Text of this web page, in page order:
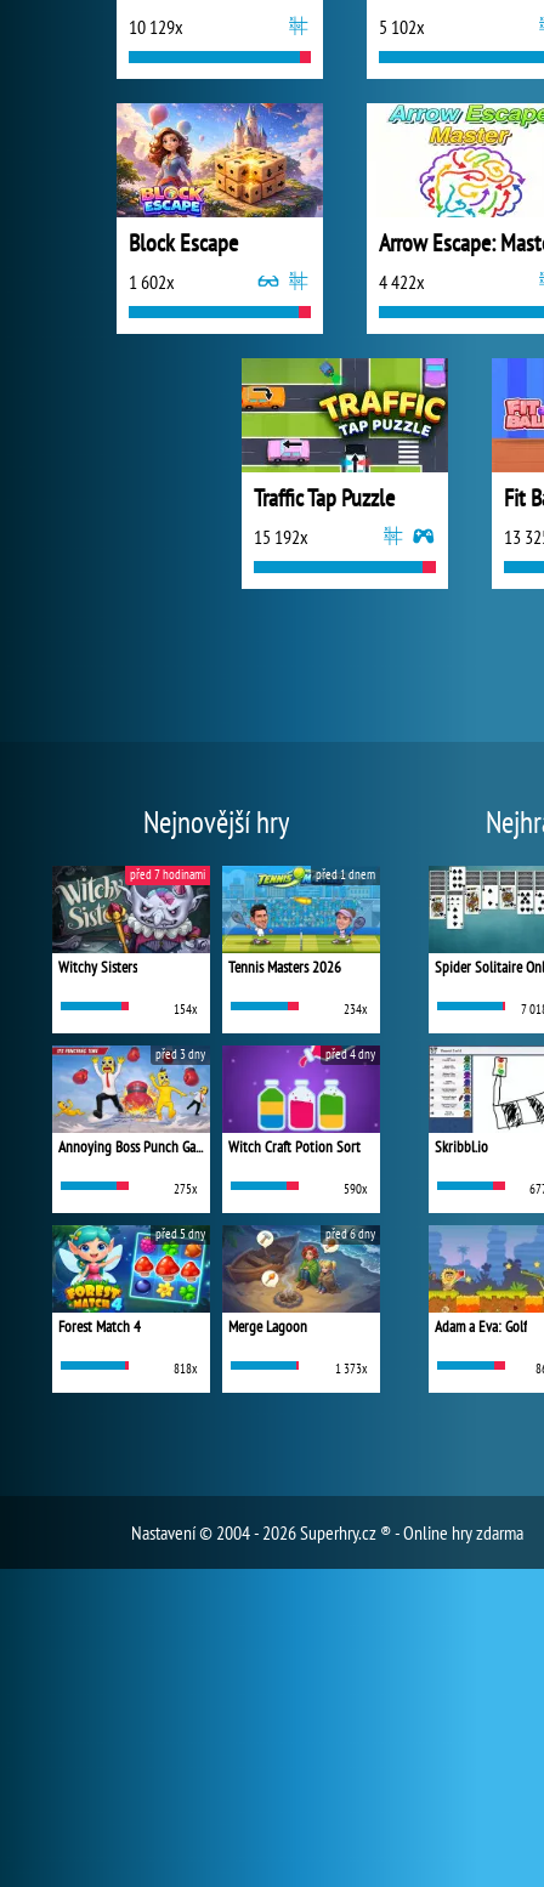
10 129x 5 102x
Block Escape
1 602x
Arrow Escape:
4 422x
Traffic Tap Puzzle
15 192x
Fit
13
Nejnovější hry
Witchy Sisters
154x
před 7 hodinami
Tennis Masters 2026
234x
před 1 dnem
Annoying Boss Punch Game
275x
před 3 dny
Witch Craft Potion Sort
590x
před 4 dny
Forest Match 4
818x
před 5 dny
Merge Lagoon
1 373x
před 6 dny
Spider Solitaire
7
Skribbl.io
Adam a Eva: Golf
Nastavení© 2004 - 2026 Superhry.cz ® - Online hry zdarma